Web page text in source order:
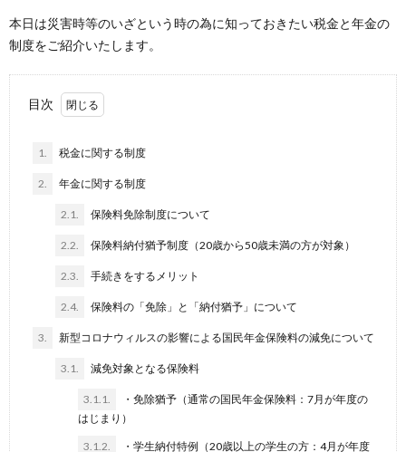
本日は災害時等のいざという時の為に知っておきたい税金と年金の
制度をご紹介いたします。
目次
1. 税金に関する制度
2. 年金に関する制度
2.1. 保険料免除制度について
2.2. 保険料納付猶予制度（20歳から50歳未満の方が対象）
2.3. 手続きをするメリット
2.4. 保険料の「免除」と「納付猶予」について
3. 新型コロナウィルスの影響による国民年金保険料の減免について
3.1. 減免対象となる保険料
3.1.1.
・免除猶予（通常の国民年金保険料：7月が年度の
はじまり）
3.1.2.
・学生納付特例（20歳以上の学生の方：4月が年度